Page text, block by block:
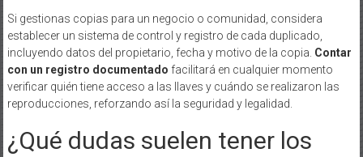
Si gestionas copias para un negocio o comunidad, considera
establecer un sistema de control y registro de cada duplicado,
incluyendo datos del propietario, fecha y motivo de la copia. Contar
con un registro documentado facilitará en cualquier momento
verificar quién tiene acceso a las llaves y cuándo se realizaron las
reproducciones, reforzando así la seguridad y legalidad.
¿Qué dudas suelen tener los